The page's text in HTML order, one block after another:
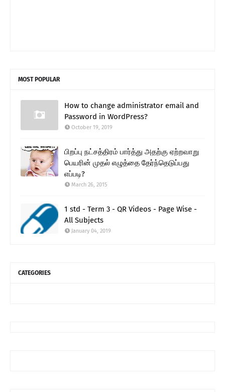
MOST POPULAR
How to change administrator email and
Password in WordPress?
October 19, 2019
பிறப்பு நட்சத்திரம் பார்த்து அதற்கு ஏற்றவாறு
பெயரின் முதல் எழுத்தை தேர்ந்தெடுப்பது
எப்படி?
March 26, 2015
1 std - Term 3 - QR Videos - Page Wise -
All Subjects
January 04, 2019
CATEGORIES